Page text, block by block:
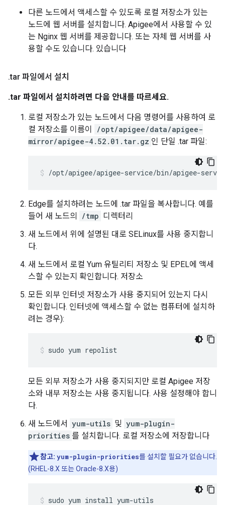
다른 노드에서 액세스할 수 있도록 로컬 저장소가 있는
노드에 웹 서버를 설치합니다. Apigee에서 사용할 수 있
는 Nginx 웹 서버를 제공합니다. 또는 자체 웹 서버를 사
용할 수도 있습니다. 있습니다
.tar 파일에서 설치
.tar 파일에서 설치하려면 다음 안내를 따르세요.
로컬 저장소가 있는 노드에서 다음 명령어를 사용하여 로
컬 저장소를 이름이
/opt/apigee/data/apigee-
mirror/apigee-4.52.01.tar.gz 인 단일 .tar 파일:
/opt/apigee/apigee-service/bin/apigee-
Edge를 설치하려는 노드에 .tar 파일을 복사합니다. 예를
들어 새 노드의
/tmp 디렉터리
새 노드에서 위에 설명된 대로 SELinux를 사용 중지합니
다.
새 노드에서 로컬 Yum 유틸리티 저장소 및 EPEL에 액세
스할 수 있는지 확인합니다. 저장소
모든 외부 인터넷 저장소가 사용 중지되어 있는지 다시
확인합니다. 인터넷에 액세스할 수 없는 컴퓨터에 설치하
려는 경우):
sudo yum repolist
모든 외부 저장소가 사용 중지되지만 로컬 Apigee 저장
소와 내부 저장소는 사용 중지됩니다. 사용 설정해야 합니
다.
새 노드에서 yum-utils 및 yum-plugin-
priorities 를 설치합니다. 로컬 저장소에 저장합니다
참고: yum-plugin-priorities를 설치할 필요가 없습니다.
(RHEL-8.X 또는 Oracle-8.X용)